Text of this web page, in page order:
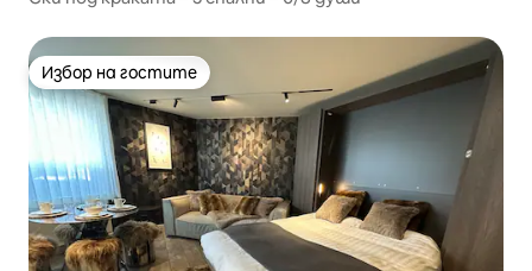
Избор на гостите
Избор на гостите